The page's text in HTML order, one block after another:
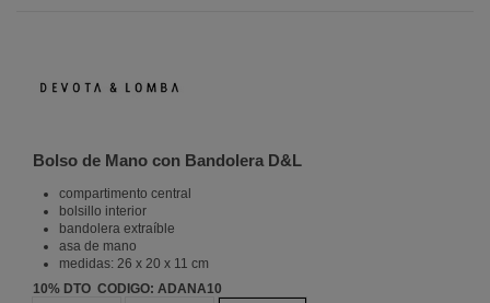
Bolso de Mano con Bandolera D&L
compartimento central
bolsillo interior
bandolera extraíble
asa de mano
medidas: 26 x 20 x 11 cm
10% DTO CODIGO: ADANA10